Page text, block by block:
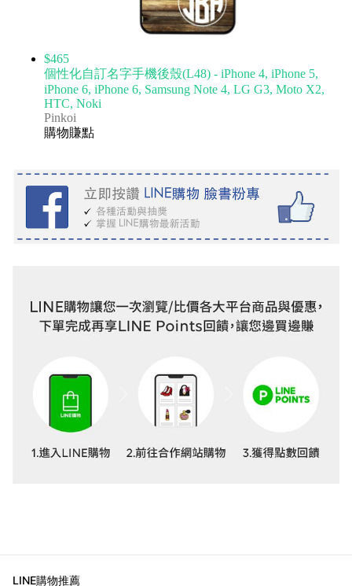
$465
個性化自訂名字手機後殼(L48) - iPhone 4, iPhone 5,
iPhone 6, iPhone 6, Samsung Note 4, LG G3, Moto X2,
HTC, Noki
Pinkoi
購物賺點
LINE購物推薦